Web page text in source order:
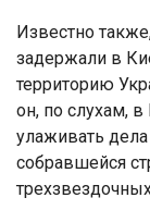
Известно
задержали в
территорию
он, по слухам,
улаживать
собравшейся